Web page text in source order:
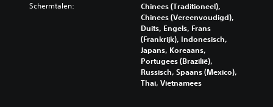
Schermtalen:
Chinees (Traditioneel),
Chinees (Vereenvoudigd),
Duits, Engels, Frans
(Frankrijk), Indonesisch,
Japans, Koreaans,
Portugees (Brazilië),
Russisch, Spaans (Mexico),
Thai, Vietnamees